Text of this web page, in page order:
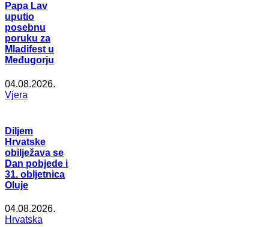
Papa Lav
uputio
posebnu
poruku za
Mladifest u
Međugorju
04.08.2026.
Vjera
Diljem
Hrvatske
obilježava se
Dan pobjede i
31. obljetnica
Oluje
04.08.2026.
Hrvatska